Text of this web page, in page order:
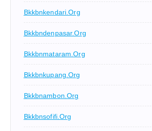
Bkkbnkendari.org
Bkkbndenpasar.org
Bkkbnmataram.org
Bkkbnkupang.org
Bkkbnambon.org
Bkkbnsofifi.org